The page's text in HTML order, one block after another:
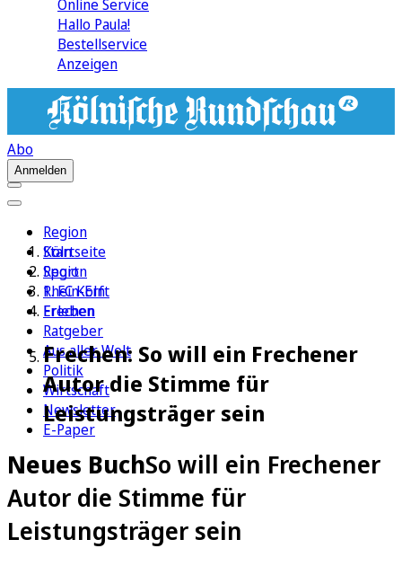
Online Service
Hallo Paula!
Bestellservice
Anzeigen
Abo
Anmelden
Region
Köln
Sport
1. FC Köln
Erleben
Ratgeber
Aus aller Welt
Politik
Wirtschaft
Newsletter
E-Paper
Startseite
Region
Rhein-Erft
Frechen
Frechen: So will ein Frechener
Autor die Stimme für
Leistungsträger sein
Neues BuchSo will ein Frechener
Autor die Stimme für
Leistungsträger sein